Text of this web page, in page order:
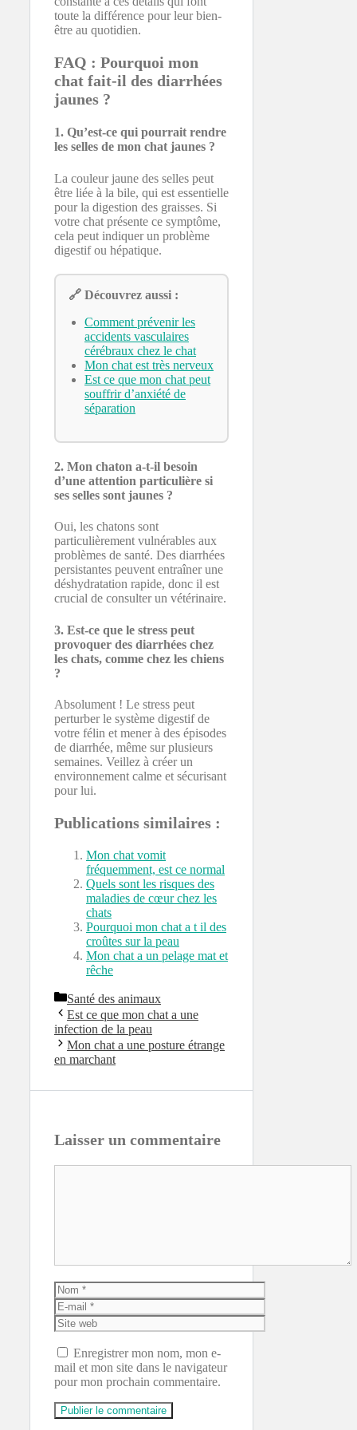
toute la différence pour leur bien-
être au quotidien.
FAQ : Pourquoi mon
chat fait-il des diarrhées
jaunes ?
1. Qu’est-ce qui pourrait rendre
les selles de mon chat jaunes ?
La couleur jaune des selles peut
être liée à la bile, qui est essentielle
pour la digestion des graisses. Si
votre chat présente ce symptôme,
cela peut indiquer un problème
digestif ou hépatique.
🔗 Découvrez aussi :
Comment prévenir les
accidents vasculaires
cérébraux chez le chat
Mon chat est très nerveux
Est ce que mon chat peut
souffrir d’anxiété de
séparation
2. Mon chaton a-t-il besoin
d’une attention particulière si
ses selles sont jaunes ?
Oui, les chatons sont
particulièrement vulnérables aux
problèmes de santé. Des diarrhées
persistantes peuvent entraîner une
déshydratation rapide, donc il est
crucial de consulter un vétérinaire.
3. Est-ce que le stress peut
provoquer des diarrhées chez
les chats, comme chez les chiens
?
Absolument ! Le stress peut
perturber le système digestif de
votre félin et mener à des épisodes
de diarrhée, même sur plusieurs
semaines. Veillez à créer un
environnement calme et sécurisant
pour lui.
Publications similaires :
Mon chat vomit
fréquemment, est ce normal
Quels sont les risques des
maladies de cœur chez les
chats
Pourquoi mon chat a t il des
croûtes sur la peau
Mon chat a un pelage mat et
rêche
Catégories
Santé des animaux
Est ce que mon chat a une
infection de la peau
Mon chat a une posture étrange
en marchant
Laisser un commentaire
Nom
E-
mail
Site
web
Enregistrer mon nom, mon e-
mail et mon site dans le navigateur
pour mon prochain commentaire.